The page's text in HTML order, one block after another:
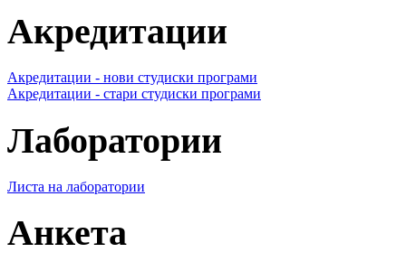
Акредитации
Акредитации - нови студиски програми
Акредитации - стари студиски програми
Лаборатории
Листа на лаборатории
Анкета